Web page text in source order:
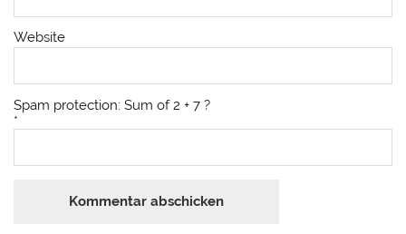
Website
Spam protection: Sum of 2 + 7 ?
*